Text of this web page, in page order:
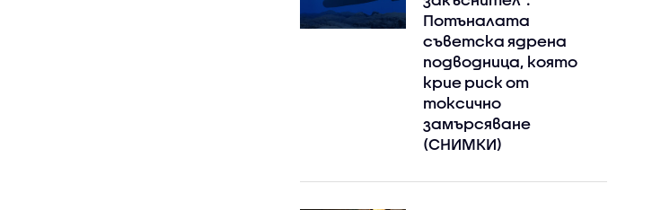
Потъналата
съветска ядрена
подводница, която
крие риск от
токсично
замърсяване
(СНИМКИ)